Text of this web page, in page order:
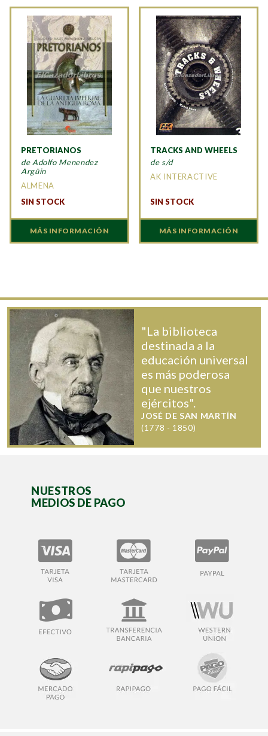
PRETORIANOS
de Adolfo Menendez
Argüin
ALMENA
SIN STOCK
MÁS INFORMACIÓN
TRACKS AND WHEELS
de s/d
AK INTERACTIVE
SIN STOCK
MÁS INFORMACIÓN
"La biblioteca
destinada a la
educación universal
es más poderosa
que nuestros
ejércitos".
JOSÉ DE SAN MARTÍN
(1778 - 1850)
NUESTROS
MEDIOS DE PAGO